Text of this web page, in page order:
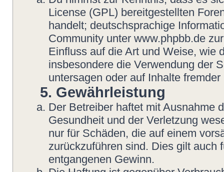
License (GPL) bereitgestellten
handelt; deutschsprachige
Community unter www.phpbb.de
Einfluss auf die Art und Weise, wie
insbesondere die Verwendung der
untersagen oder auf Inhalte
5. Gewährleistung
Der Betreiber haftet mit Ausnahme
Gesundheit und der Verletzung
nur für Schäden, die auf einem
zurückzuführen sind. Dies gilt auch
entgangenen Gewinn.